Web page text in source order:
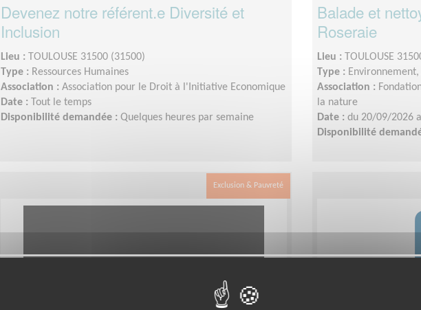
Devenez notre référent.e Diversité et
Inclusion
Lieu :
TOULOUSE 31500 (31500)
Type : Ressources Humaines
Association : Association pour le Droit à l'Initiative Economique
Date :
Tout le temps
Disponibilité demandée : Quelques heures par semaine
Balade et
Roseraie
Lieu :
TOULOUSE
Type :
Association :
la nature
Date : du 20/09/2026
Disponibilité
Exclusion & Pauvreté